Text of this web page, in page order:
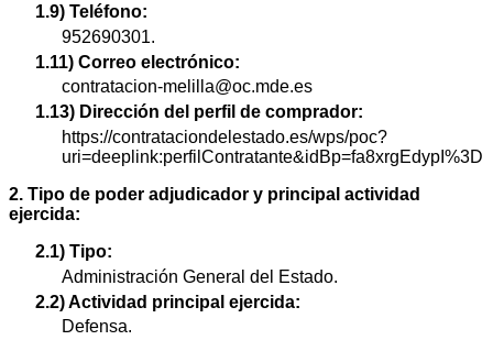
1.9) Teléfono:
952690301.
1.11) Correo electrónico:
contratacion-melilla@oc.mde.es
1.13) Dirección del perfil de comprador:
https://contrataciondelestado.es/wps/poc?
uri=deeplink:perfilContratante&idBp=fa8xrgEdypI%3D
2. Tipo de poder adjudicador y principal actividad
ejercida:
2.1) Tipo:
Administración General del Estado.
2.2) Actividad principal ejercida:
Defensa.